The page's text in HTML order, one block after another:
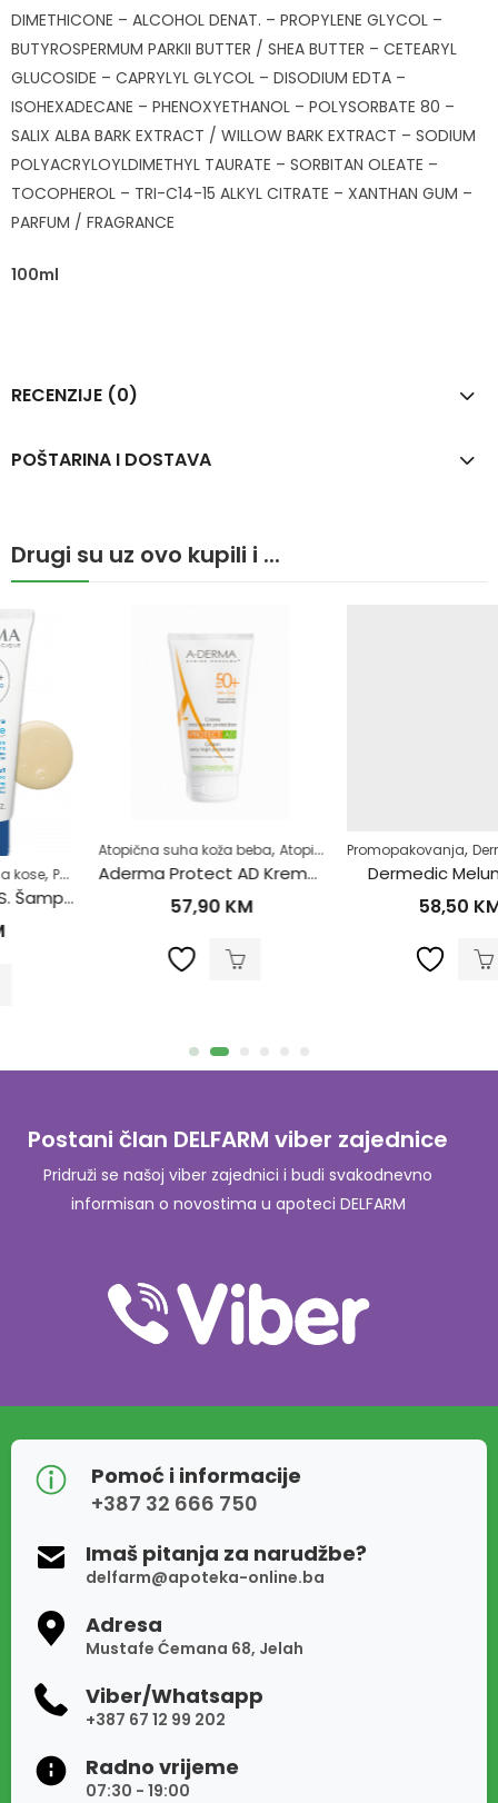
DIMETHICONE – ALCOHOL DENAT. – PROPYLENE GLYCOL –
BUTYROSPERMUM PARKII BUTTER / SHEA BUTTER – CETEARYL
GLUCOSIDE – CAPRYLYL GLYCOL – DISODIUM EDTA –
ISOHEXADECANE – PHENOXYETHANOL – POLYSORBATE 80 –
SALIX ALBA BARK EXTRACT / WILLOW BARK EXTRACT – SODIUM
POLYACRYLOYLDIMETHYL TAURATE – SORBITAN OLEATE –
TOCOPHEROL – TRI-C14-15 ALKYL CITRATE – XANTHAN GUM –
PARFUM / FRAGRANCE
100ml
RECENZIJE (0)
POŠTARINA I DOSTAVA
Drugi su uz ovo kupili i ...
Seborejični dermatitis,Zdrav život
Atopična suha koža beba,Atopijski dermatitis , Dermokozmetika,Koža
Aderma Protect AD Krema SPF50+ 150ml
Promopakovanja,Dermokozmetika
Dermedic Melumin set
Postani član DELFARM viber zajednice
Pridruži se našoj viber zajednici i budi svakodnevno
informisan o novostima u apoteci DELFARM
Pomoć i informacije
+387 32 666 750
Imaš pitanja za narudžbe?
delfarm@apoteka-online.ba
Adresa
Mustafe Ćemana 68, Jelah
Viber/Whatsapp
+387 67 12 99 202
Radno vrijeme
07:30 - 19:00